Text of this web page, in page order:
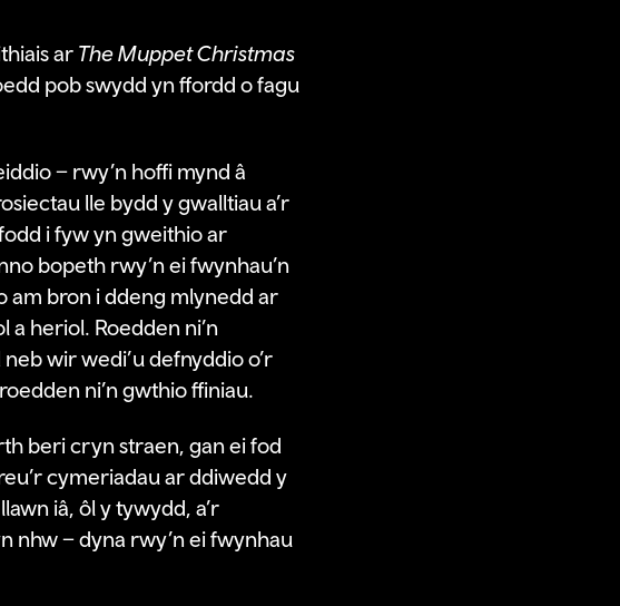
ar The Muppet Christmas
pob swydd yn ffordd o fagu
– rwy’n hoffi mynd â
lle bydd y gwalltiau a’r
i fyw yn gweithio ar
bopeth rwy’n ei fwynhau’n
am bron i ddeng mlynedd ar
heriol. Roedden ni’n
wir wedi’u defnyddio o’r
ni’n gwthio ffiniau.
beri cryn straen, gan ei fod
cymeriadau ar ddiwedd y
iâ, ôl y tywydd, a’r
nhw – dyna rwy’n ei fwynhau